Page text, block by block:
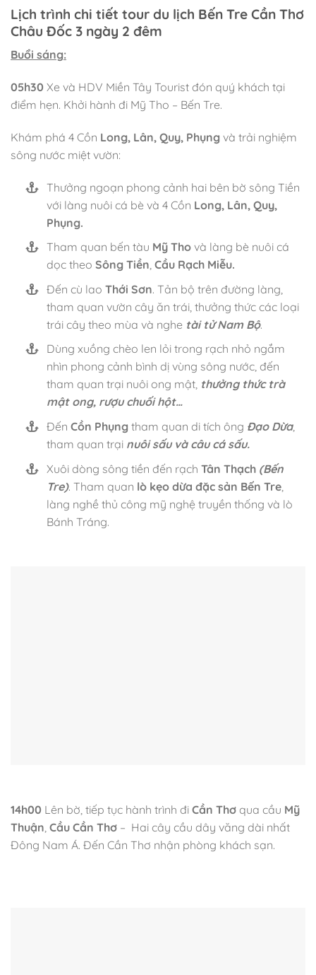
Lịch trình chi tiết tour du lịch Bến Tre Cần Thơ
Châu Đốc 3 ngày 2 đêm
Buổi sáng:
05h30 Xe và HDV Miền Tây Tourist đón quý khách tại
điểm hẹn. Khởi hành đi Mỹ Tho – Bến Tre.
Khám phá 4 Cồn Long, Lân, Quy, Phụng và trải nghiệm
sông nước miệt vườn:
Thưởng ngoạn phong cảnh hai bên bờ sông Tiền
với làng nuôi cá bè và 4 Cồn Long, Lân, Quy,
Phụng.
Tham quan bến tàu Mỹ Thovà làng bè nuôi cá
dọc theo Sông Tiền, Cầu Rạch Miễu.
Đến cù lao Thới Sơn. Tản bộ trên đường làng,
tham quan vườn cây ăn trái, thưởng thức các loại
trái cây theo mùa và nghe tài tử Nam Bộ.
Dùng xuồng chèo len lỏi trong rạch nhỏ ngắm
nhìn phong cảnh bình dị vùng sông nước, đến
tham quan trại nuôi ong mật, thưởng thức trà
mật ong, rượu chuối hột…
Đến Cồn Phụngtham quan di tích ông Đạo Dừa,
tham quan trại nuôi sấu và câu cá sấu.
Xuôi dòng sông tiền đến rạch Tân Thạch (Bến
Tre). Tham quan lò kẹo dừa đặc sản Bến Tre,
làng nghề thủ công mỹ nghệ truyền thống và lò
Bánh Tráng.
14h00 Lên bờ, tiếp tục hành trình đi Cần Thơ qua cầu Mỹ
Thuận Cầu Cần Thơ – Hai cây cầu dây văng dài nhất
Đông Nam Á. Đến Cần Thơ nhận phòng khách sạn.